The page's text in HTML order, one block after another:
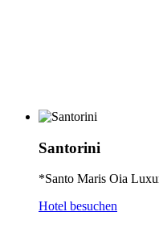
Santorini
*Santo Maris Oia
Hotel besuchen